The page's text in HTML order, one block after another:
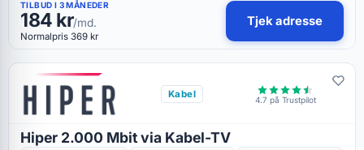
TILBUD I 3 MÅNEDER
184 kr/md.
Normalpris 369 kr
Tjek adresse
Kabel 4.7 på Trustpilot
Hiper 2.000 Mbit via Kabel-TV